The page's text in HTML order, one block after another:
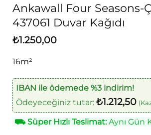
Ankawall Four Seasons-
437061 Duvar Kağıdı
₺1.250,00
16m²
IBAN ile ödemede %3 indirim!
Ödeyeceğiniz tutar: ₺1.212,50
⛟Süper Hızlı Teslimat:Aynı Gün